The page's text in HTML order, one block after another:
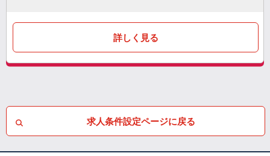
詳しく見る
求人条件設定ページに戻る